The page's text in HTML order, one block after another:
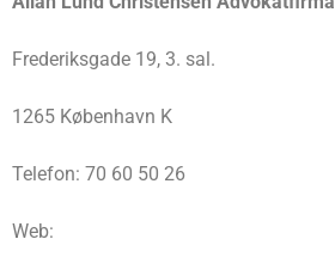
Frederiksgade 19, 3. sal.
1265 København K
Telefon: 70 60 50 26
Web: